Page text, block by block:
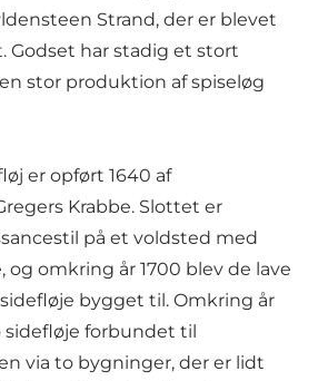
Strand, der er blevet
Godset har stadig et stort
stor produktion af spiseløg
er opført 1640 af
Krabbe. Slottet er
på et voldsted med
og omkring år 1700 blev de lave
bygget til. Omkring år
sidefløje forbundet til
via to bygninger, der er lidt